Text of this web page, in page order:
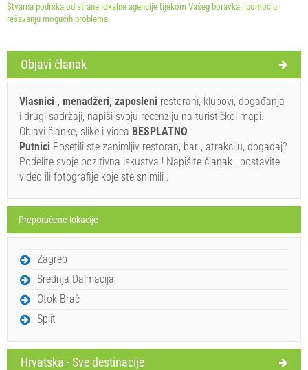
Uveti i odredbe dobavljača
Rezervirajte i čekajte na potvrdu
Ukoliko ne želite odmah rezervisati i imate još pitanja,
upišite ih ispod i kliknite ˝Pošalji upit˝.
Stvarna podrška od strane lokalne agencije tijekom Vašeg boravka i pomoć u
rešavanju mogućih problema.
Objavi članak
Vlasnici , menadžeri, zaposleni restorani, klubovi, događanja
i drugi sadržaji, napiši svoju recenziju na turističkoj mapi.
Objavi članke, slike i videa BESPLATNO
Putnici Posetili ste zanimljiv restoran, bar , atrakciju, događaj?
Podelite svoje pozitivna iskustva ! Napišite članak , postavite
video ili fotografije koje ste snimili .
Preporučene lokacije
Zagreb
Srednja Dalmacija
Otok Brač
Split
Hrvatska - Sve destinacije